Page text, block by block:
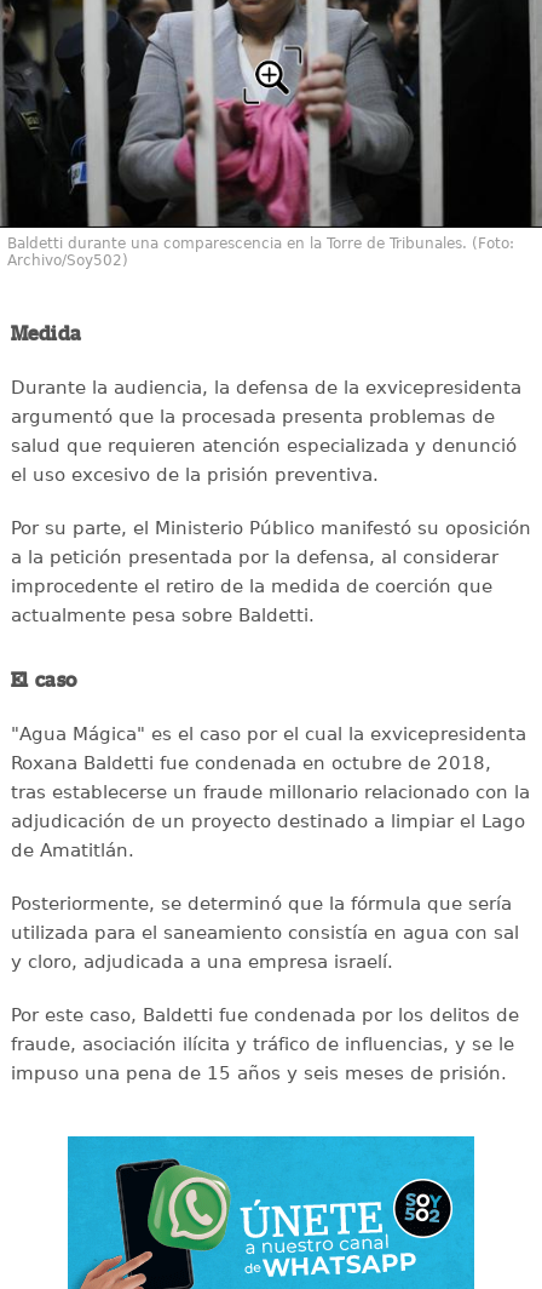
Baldetti durante una comparescencia en la Torre de Tribunales. (Foto:
Archivo/Soy502)
Medida
Durante la audiencia, la defensa de la exvicepresidenta
argumentó que la procesada presenta problemas de
salud que requieren atención especializada y denunció
el uso excesivo de la prisión preventiva.
Por su parte, el Ministerio Público manifestó su oposición
a la petición presentada por la defensa, al considerar
improcedente el retiro de la medida de coerción que
actualmente pesa sobre Baldetti.
El caso
"Agua Mágica" es el caso por el cual la exvicepresidenta
Roxana Baldetti fue condenada en octubre de 2018,
tras establecerse un fraude millonario relacionado con la
adjudicación de un proyecto destinado a limpiar el Lago
de Amatitlán.
Posteriormente, se determinó que la fórmula que sería
utilizada para el saneamiento consistía en agua con sal
y cloro, adjudicada a una empresa israelí.
Por este caso, Baldetti fue condenada por los delitos de
fraude, asociación ilícita y tráfico de influencias, y se le
impuso una pena de 15 años y seis meses de prisión.